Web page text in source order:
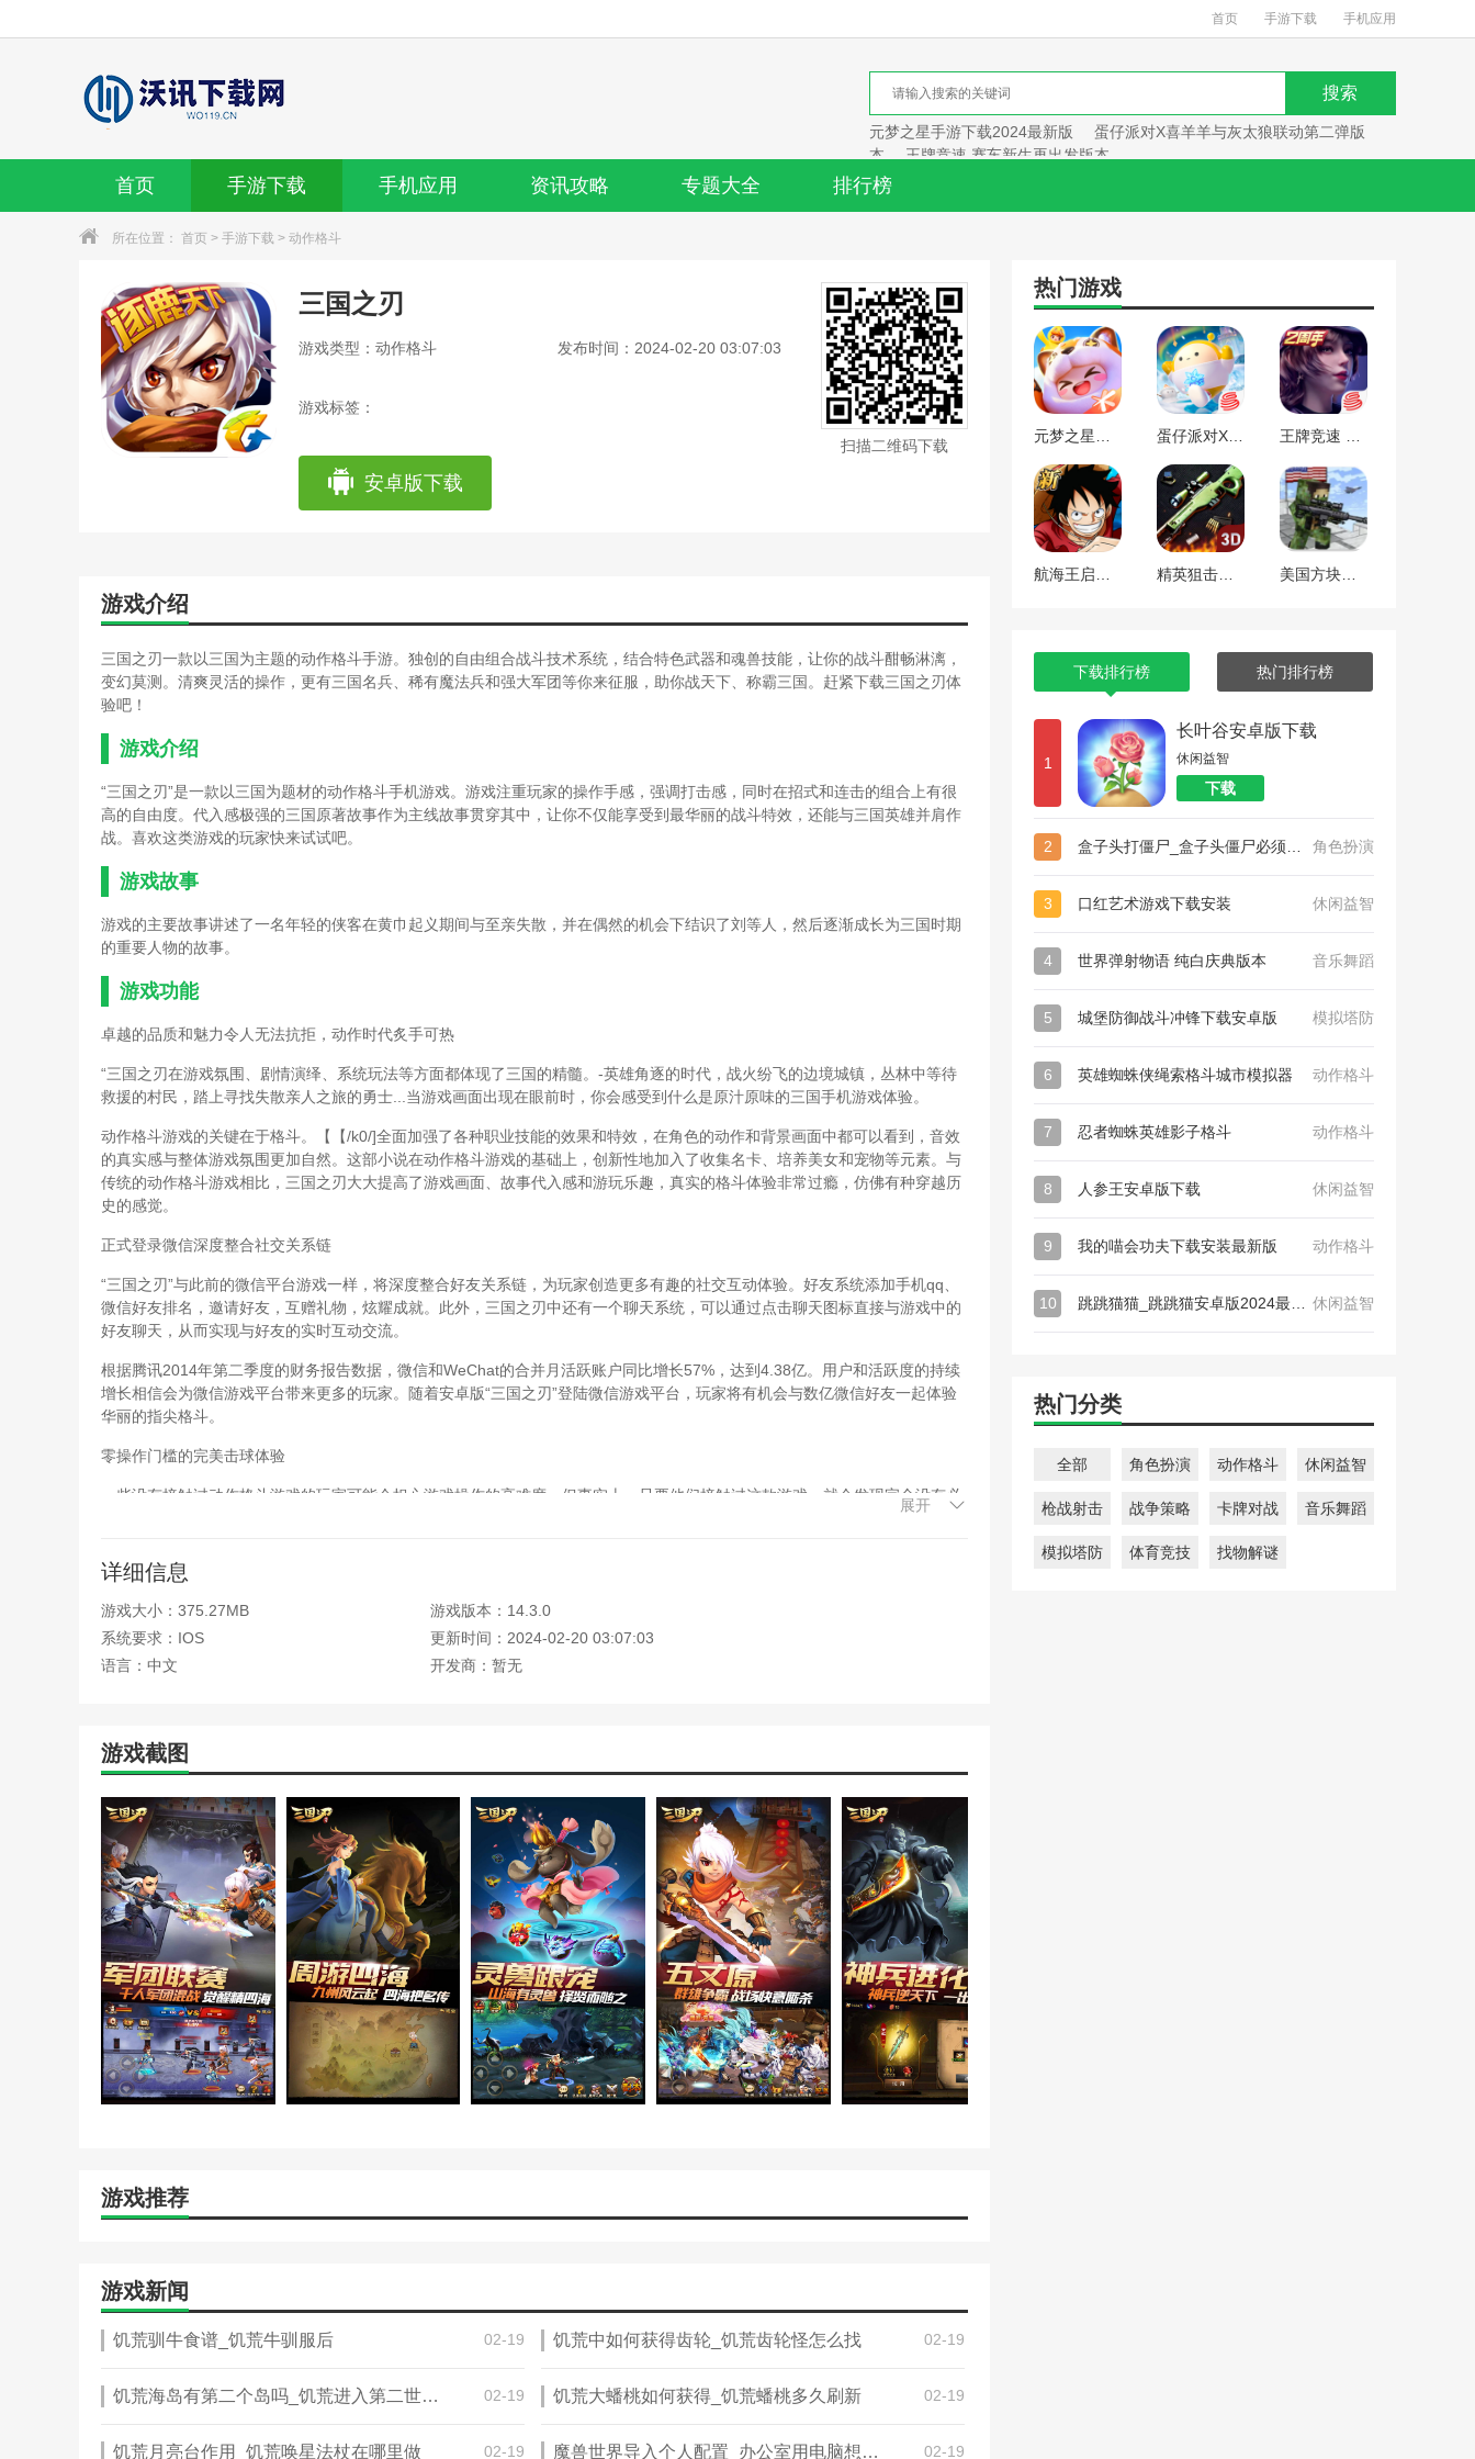
首页 手游下载 手机应用
元梦之星手游下载2024最新版
蛋仔派对X喜羊羊与灰太狼联动第二弹版
本
王牌竞速 赛车新生再出发版本
首页 手游下载 手机应用 资讯攻略 专题大全 排行榜
所在位置： 首页 > 手游下载 > 动作格斗
三国之刃
游戏类型：动作格斗 发布时间：2024-02-20 03:07:03
游戏标签：
安卓版下载
扫描二维码下载
游戏介绍
三国之刃一款以三国为主题的动作格斗手游。独创的自由组合战斗技术系统，结合特色武器和魂兽技能，让你的战斗酣畅淋漓，
变幻莫测。清爽灵活的操作，更有三国名兵、稀有魔法兵和强大军团等你来征服，助你战天下、称霸三国。赶紧下载三国之刃体
验吧！
游戏介绍
“三国之刃”是一款以三国为题材的动作格斗手机游戏。游戏注重玩家的操作手感，强调打击感，同时在招式和连击的组合上有很
高的自由度。代入感极强的三国原著故事作为主线故事贯穿其中，让你不仅能享受到最华丽的战斗特效，还能与三国英雄并肩作
战。喜欢这类游戏的玩家快来试试吧。
游戏故事
游戏的主要故事讲述了一名年轻的侠客在黄巾起义期间与至亲失散，并在偶然的机会下结识了刘等人，然后逐渐成长为三国时期
的重要人物的故事。
游戏功能
卓越的品质和魅力令人无法抗拒，动作时代炙手可热
“三国之刃在游戏氛围、剧情演绎、系统玩法等方面都体现了三国的精髓。-英雄角逐的时代，战火纷飞的边境城镇，丛林中等待
救援的村民，踏上寻找失散亲人之旅的勇士...当游戏画面出现在眼前时，你会感受到什么是原汁原味的三国手机游戏体验。
动作格斗游戏的关键在于格斗。【【/k0/]全面加强了各种职业技能的效果和特效，在角色的动作和背景画面中都可以看到，音效
的真实感与整体游戏氛围更加自然。这部小说在动作格斗游戏的基础上，创新性地加入了收集名卡、培养美女和宠物等元素。与
传统的动作格斗游戏相比，三国之刃大大提高了游戏画面、故事代入感和游玩乐趣，真实的格斗体验非常过瘾，仿佛有种穿越历
史的感觉。
正式登录微信深度整合社交关系链
“三国之刃”与此前的微信平台游戏一样，将深度整合好友关系链，为玩家创造更多有趣的社交互动体验。好友系统添加手机qq、
微信好友排名，邀请好友，互赠礼物，炫耀成就。此外，三国之刃中还有一个聊天系统，可以通过点击聊天图标直接与游戏中的
好友聊天，从而实现与好友的实时互动交流。
根据腾讯2014年第二季度的财务报告数据，微信和WeChat的合并月活跃账户同比增长57%，达到4.38亿。用户和活跃度的持续
增长相信会为微信游戏平台带来更多的玩家。随着安卓版“三国之刃”登陆微信游戏平台，玩家将有机会与数亿微信好友一起体验
华丽的指尖格斗。
零操作门槛的完美击球体验
一些没有接触过动作格斗游戏的玩家可能会担心游戏操作的高难度，但事实上，只要他们接触过这款游戏，就会发现完全没有必
要担心这一点。“三国之刃”在游戏初始阶段有很好的“新手指南”帮助玩家适应游戏节奏和操作。在进击和攻击的基础上，辅以技能
简介
作为一个三国新英雄，跟随新手的指引去了解这个混乱的世界绝对是一个明智的选择。不要低估新手引导、召唤灵兽、强化装备
和寻找军团的作用...前期的每一次成长进步都离不开新手指导！另外，您的奖励面板打开后，请随时关注。如果“奖励”按钮的右
上方有一个红点，则表示有奖励要收集，因此请快速操作！
强化装备系统开启后，只要你有强化所需的材料，你就必须将其强化到最高等级，然后将其推进，再将其强化到最高等级-这将帮
助你最大限度地提高战斗力。宝石系统开启后，请务必尽可能将身上的宝石合成到最高等级，并嵌入全身的装备中。强化高级和
宝石镶嵌对提升战力有很大作用。
酿造美酒，横扫关卡
“一杯发光的葡萄酒”，酿造“葡萄酒”是“三国之刃”的另一大乐趣。系统开启后，你就有了一个“高级挂机机器人”，它可以高效地挂
断电话，并在十秒钟内完成。这是您居家旅行的必备之物！此外，酒窖的最大库存是18瓶。当系统提醒您“酒窖已满酒”时，请玩
游戏并用完所有酒，这样您就可以继续酿造，您将拥有源源不断的酒！
简而言之，遵循新手指南，及时领取奖励，强化高级装备，设置合成宝石，酿造美酒和扫关卡是快速升级和提高您的战斗力的最
简单方法。既然我们知道了这个秘密，为什么不赶快行动起来，提高你的战斗力和等级呢！
升级技能
当我们在前期进入游戏时，只要按照新手的指示就可以快速升级到20级，同时我们在升级过程中也开放了许多有趣而丰富的玩
法。那么如何才能在20级之后更快地升级呢？
扫荡需要一定量的美酒，美酒可以在酒馆酿造，也可以直接用元宝购买。同时可以获得7~12倍普通通关的经验和铜币，可以说是
最快的升级方式三国之刃。
武功试炼也是三国之刃，也是快速升级的方式之一。在武学领域挑战驱魔关卡可以获得大量经验，与此同时，在最高等级1以上
的玩家可以获得额外奖励。武学试炼每天进行2关，每关有5次挑战，每次挑战需要5分钟的冷却时间。不过更人性化的是，如果
挑战失败，挑战次数不会被扣除，也没有冷静期。而且，考虑到周日假期的特殊性，所有四个级别都在周日开放！当然，武学试
也是我们的一大绝招。
更新日志
展开
详细信息
游戏大小：375.27MB
游戏版本：14.3.0
系统要求：IOS
更新时间：2024-02-20 03:07:03
语言：中文
开发商：暂无
游戏截图
游戏推荐
游戏新闻
饥荒驯牛食谱_饥荒牛驯服后 02-19 饥荒中如何获得齿轮_饥荒齿轮怪怎么找 02-19
饥荒海岛有第二个岛吗_饥荒进入第二世界有什么区别 02-19 饥荒大蟠桃如何获得_饥荒蟠桃多久刷新 02-19
饥荒月亮台作用_饥荒唤星法杖在哪里做 02-19 魔兽世界导入个人配置_办公室用电脑想升级下，玩魔兽世界，需要给 02-19
热门游戏
下载排行榜 热门排行榜
1
长叶谷安卓版下载
休闲益智
下载
2 角色扮演
3 口红艺术游戏下载安装 休闲益智
4 世界弹射物语 纯白庆典版本 音乐舞蹈
5 城堡防御战斗冲锋下载安卓版 模拟塔防
6 英雄蜘蛛侠绳索格斗城市模拟器 动作格斗
7 忍者蜘蛛英雄影子格斗 动作格斗
8 人参王安卓版下载 休闲益智
9 我的喵会功夫下载安装最新版 动作格斗
10 休闲益智
热门分类
全部 角色扮演 动作格斗 休闲益智
枪战射击 战争策略 卡牌对战 音乐舞蹈
模拟塔防 体育竞技 找物解谜